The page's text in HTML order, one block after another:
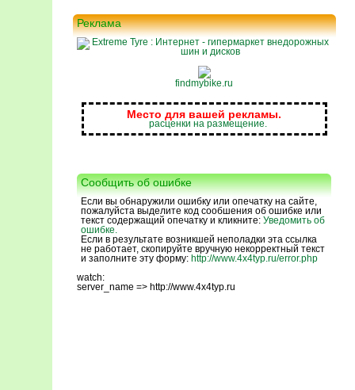
Реклама
findmybike.ru
Место для вашей рекламы.
расценки на размещение.
Сообщить об ошибке
Если вы обнаружили ошибку или опечатку на сайте,
пожалуйста выделите код сообшения об ошибке или
текст содержащий опечатку и кликните: Уведомить об
ошибке.
Если в результате возникшей неполадки эта ссылка
не работает, скопируйте вручную некорректный текст
и заполните эту форму: http://www.4x4typ.ru/error.php
watch:
server_name => http://www.4x4typ.ru